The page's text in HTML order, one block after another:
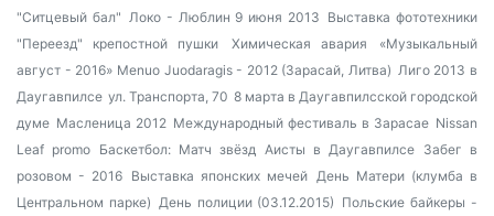
"Ситцевый бал" Локо - Люблин 9 июня 2013 Выставка фототехники
"Переезд" крепостной пушки
Химическая авария
«Музыкальный
август - 2016» Menuo Juodaragis - 2012 (Зарасай, Литва) Лиго 2013 в
Даугавпилсе ул. Транспорта, 70 8 марта в Даугавпилсской городской
думе Масленица 2012 Международный фестиваль в Зарасае Nissan
Leaf promo
Баскетбол: Матч звёзд Аисты в Даугавпилсе
Забег в
розовом - 2016 Выставка японских мечей День Матери (клумба в
Центральном парке) День полиции (03.12.2015) Польские байкеры -